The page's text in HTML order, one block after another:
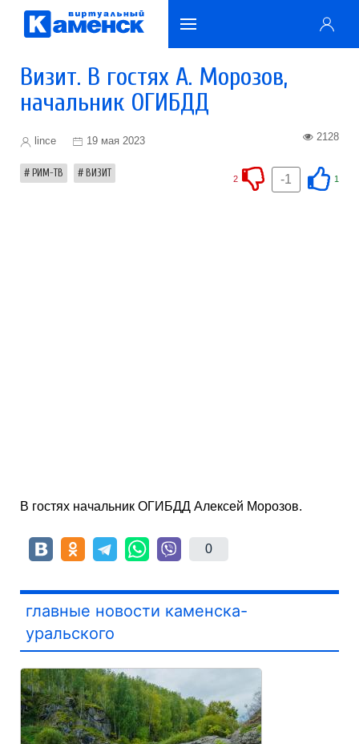
Визит. В гостях А. Морозов,
начальник ОГИБДД
lince 19 мая 2023 2128
РИМ-ТВ ВИЗИТ 1
-1
2
В гостях начальник ОГИБДД Алексей Морозов.
0
главные новости каменска-
уральского